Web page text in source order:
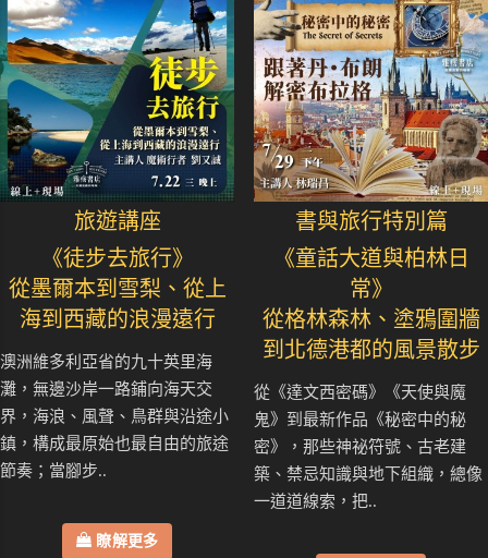
旅遊講座
《徒步去旅行》
從墨爾本到雪梨、從上
海到西藏的浪漫遠行
澳洲維多利亞省的九十英里海
灘，無邊沙岸一路鋪向海天交
界，海浪、風聲、鳥群與沿途小
鎮，構成最原始也最自由的旅途
節奏；當腳步..
瞭解更多
書與旅行特別篇
《童話大道與柏林日
常》
從格林森林、塗鴉圍牆
到北德港都的風景散步
從《達文西密碼》《天使與魔
鬼》到最新作品《秘密中的秘
密》，那些神祕符號、古老建
築、禁忌知識與地下組織，總像
一道道線索，把..